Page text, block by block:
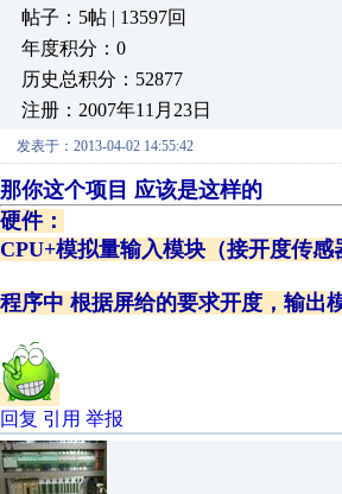
帖子：5帖 | 13597回
年度积分：0
历史总积分：52877
注册：2007年11月23日
发表于：2013-04-02 14:55:42
那你这个项目 应该是这样的
硬件：
CPU+模拟量输入模块（接开度传
程序中 根据屏给的要求开度，输出
回复 引用 举报